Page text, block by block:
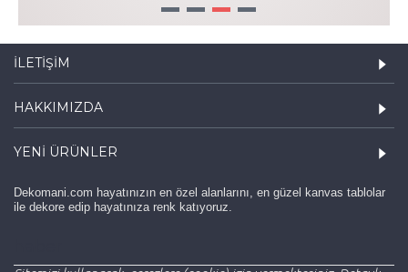
1 2 3 4
İLETIŞIM
HAKKIMIZDA
YENI ÜRÜNLER
Dekomani.com hayatınızın en özel alanlarını, en güzel kanvas tablolar
ile dekore edip hayatınıza renk katıyoruz.